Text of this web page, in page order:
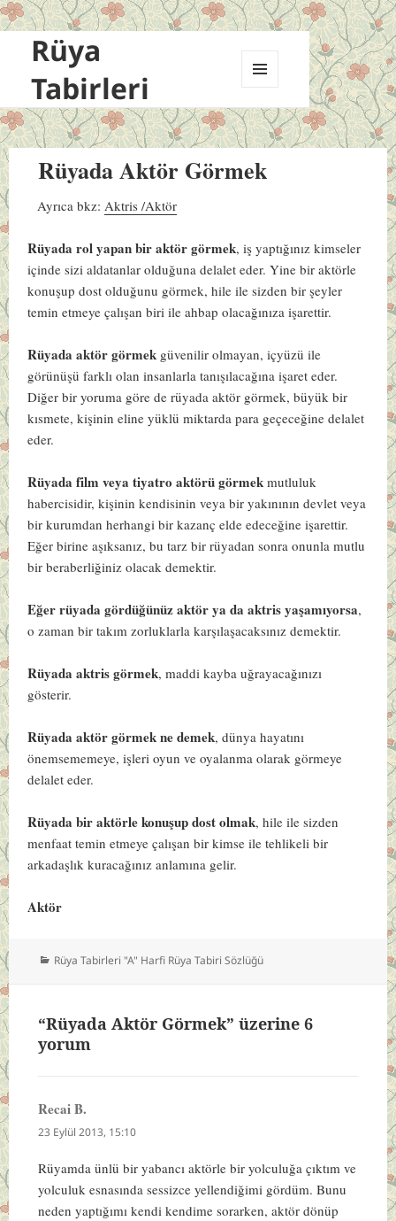
Rüya
Tabirleri
VE
BILEŞENLER
Rüyada Aktör Görmek
Ayrıca bkz: Aktris /Aktör
Rüyada rol yapan bir aktör görmek, iş yaptığınız kimseler
içinde sizi aldatanlar olduğuna delalet eder. Yine bir aktörle
konuşup dost olduğunu görmek, hile ile sizden bir şeyler
temin etmeye çalışan biri ile ahbap olacağınıza işarettir.
Rüyada aktör görmek güvenilir olmayan, içyüzü ile
görünüşü farklı olan insanlarla tanışılacağına işaret eder.
Diğer bir yoruma göre de rüyada aktör görmek, büyük bir
kısmete, kişinin eline yüklü miktarda para geçeceğine delalet
eder.
Rüyada film veya tiyatro aktörü görmekmutluluk
habercisidir, kişinin kendisinin veya bir yakınının devlet veya
bir kurumdan herhangi bir kazanç elde edeceğine işarettir.
Eğer birine aşıksanız, bu tarz bir rüyadan sonra onunla mutlu
bir beraberliğiniz olacak demektir.
Eğer rüyada gördüğünüz aktör ya da aktris yaşamıyorsa,
o zaman bir takım zorluklarla karşılaşacaksınız demektir.
Rüyada aktris görmek, maddi kayba uğrayacağınızı
gösterir.
Rüyada aktör görmek ne demek, dünya hayatını
önemsememeye, işleri oyun ve oyalanma olarak görmeye
delalet eder.
Rüyada bir aktörle konuşup dost olmak, hile ile sizden
menfaat temin etmeye çalışan bir kimse ile tehlikeli bir
arkadaşlık kuracağınız anlamına gelir.
Aktör
Kategoriler
Rüya Tabirleri "A" Harfi Rüya Tabiri Sözlüğü
“Rüyada Aktör Görmek” üzerine 6
yorum
Recai B.
ki:
23 Eylül 2013, 15:10
Rüyamda ünlü bir yabancı aktörle bir yolculuğa çıktım ve
yolculuk esnasında sessizce yellendiğimi gördüm. Bunu
neden yaptığımı kendi kendime sorarken, aktör dönüp